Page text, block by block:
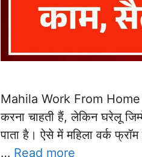
Mahila Work From Home
करना चाहती हैं, लेकिन घरेलू
पाता है। ऐसे में महिला वर्क
… Read more